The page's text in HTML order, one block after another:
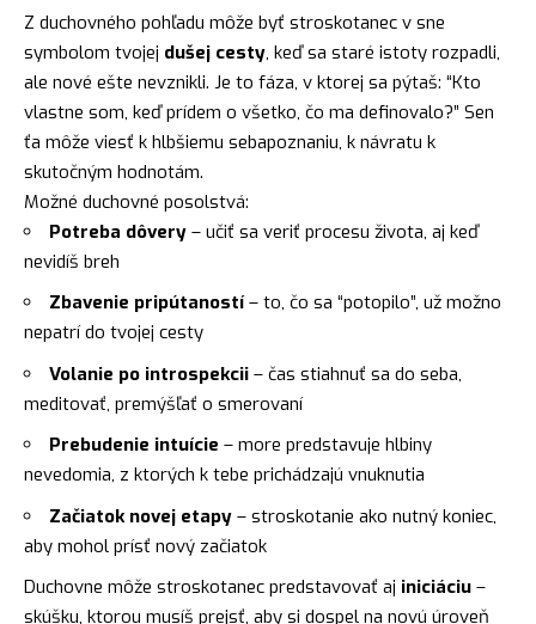
Z duchovného pohľadu môže byť stroskotanec v sne
symbolom tvojej dušej cesty, keď sa staré istoty rozpadli,
ale nové ešte nevznikli. Je to fáza, v ktorej sa pýtaš: “Kto
vlastne som, keď prídem o všetko, čo ma definovalo?” Sen
ťa môže viesť k hlbšiemu sebapoznaniu, k návratu k
skutočným hodnotám.
Možné duchovné posolstvá:
Potreba dôvery – učiť sa veriť procesu života, aj keď
nevidíš breh
Zbavenie pripútaností– to, čo sa “potopilo”, už možno
nepatrí do tvojej cesty
Volanie po introspekcii – čas stiahnuť sa do seba,
meditovať, premýšľať o smerovaní
Prebudenie intuície – more predstavuje hlbiny
nevedomia, z ktorých k tebe prichádzajú vnuknutia
Začiatok novej etapy – stroskotanie ako nutný koniec,
aby mohol prísť nový začiatok
Duchovne môže stroskotanec predstavovať aj iniciáciu –
skúšku, ktorou musíš prejsť, aby si dospel na novú úroveň